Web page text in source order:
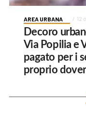
AREA URBANA 12
Decoro
Via Popilia e
pagato per i
proprio